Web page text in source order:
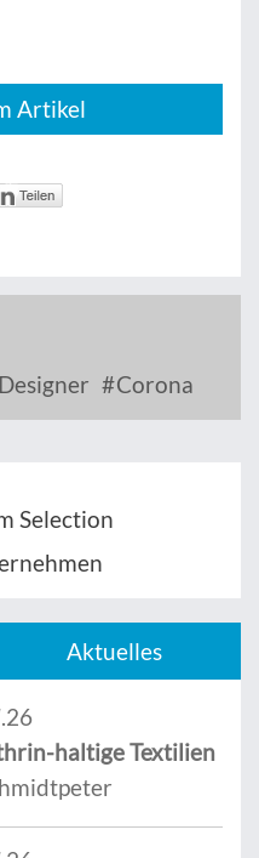
Artikel
Corona
Selection
Aktuelles
haltige Textilien